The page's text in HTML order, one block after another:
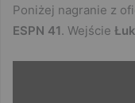
Poniżej nagranie z
ESPN 41. Wejście